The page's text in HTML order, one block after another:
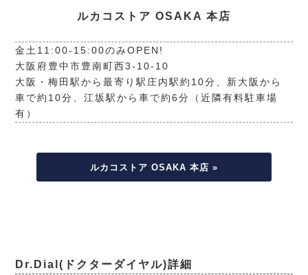
ルカコストア OSAKA 本店
金土11:00-15:00のみOPEN!
大阪府豊中市豊南町西3-10-10
大阪・梅田駅から最寄り駅庄内駅約10分、新大阪から
車で約10分、江坂駅から車で約6分（近隣有料駐車場
有）
ルカコストア OSAKA 本店 »
Dr.Dial(ドクターダイヤル)詳細